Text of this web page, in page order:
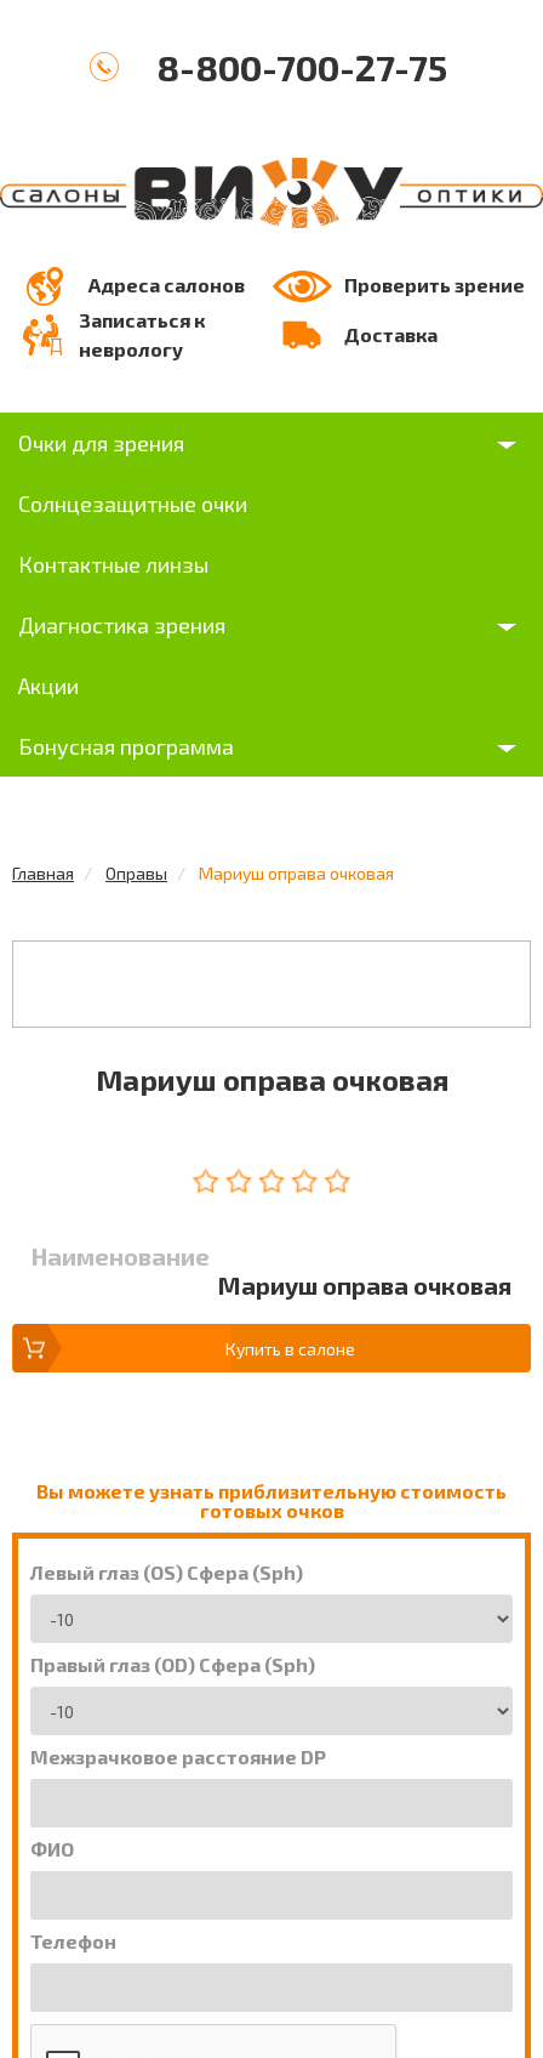
8-800-700-27-75
Адреса салонов
Проверить зрение
Записаться к
неврологу
Доставка
Очки для зрения
Солнцезащитные очки
Контактные линзы
Диагностика зрения
Акции
Бонусная программа
Главная Оправы Мариуш оправа очковая
Мариуш оправа очковая
Наименование
Мариуш оправа очковая
Купить в салоне
Вы можете узнать приблизительную стоимость
готовых очков
Левый глаз (OS) Сфера (Sph)
Правый глаз (OD) Сфера (Sph)
Межзрачковое расстояние DP
ФИО
Телефон